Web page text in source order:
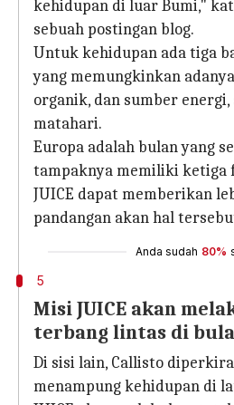
kehidupan di luar Bumi,"
sebuah postingan blog.
Untuk kehidupan ada tiga
yang memungkinkan
organik, dan sumber
matahari.
Europa adalah bulan yang
tampaknya memiliki ketiga
JUICE dapat memberikan
pandangan akan hal
Anda sudah 80%
5
Misi JUICE akan
terbang lintas di
Di sisi lain, Callisto
menampung kehidupan di